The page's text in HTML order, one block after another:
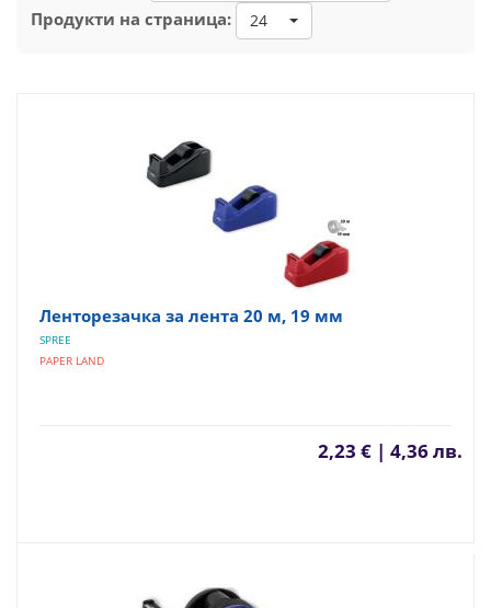
Продукти на страница: 24
Ленторезачка за лента 20 м, 19 мм
SPREE
PAPER LAND
2,23 € | 4,36 лв.